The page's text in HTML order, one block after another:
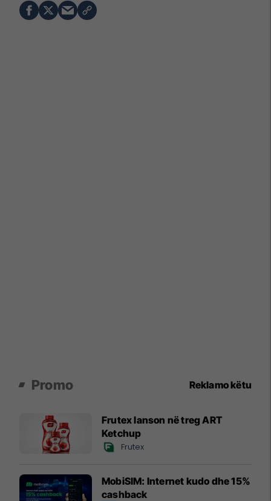
Promo Reklamo këtu
Frutex lanson në treg ART
Ketchup
Frutex
MobiSIM: Internet kudo dhe 15%
cashback